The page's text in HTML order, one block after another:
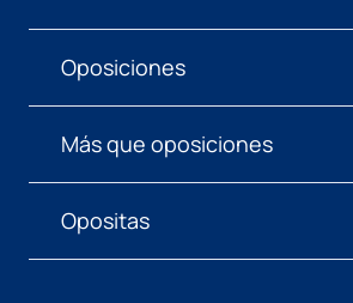
Oposiciones
Más que oposiciones
Opositas